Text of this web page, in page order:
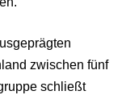
zwischen fünf
schließt